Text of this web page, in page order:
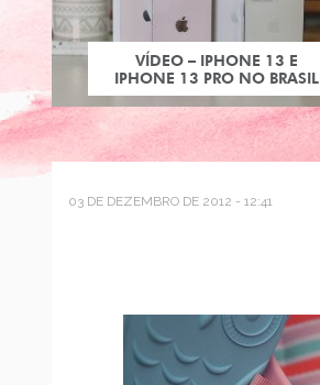
VÍDEO – IPHONE 13 E
IPHONE 13 PRO NO BRASIL
03 DE DEZEMBRO DE 2012 - 12:41